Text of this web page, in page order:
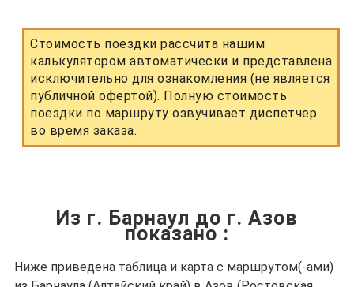
Стоимость поездки рассчита нашим
калькулятором автоматически и представлена
исключительно для ознакомления (не является
публичной офертой). Полную стоимость
поездки по маршруту озвучивает диспетчер
во время заказа.
Из г. Барнаул до г. Азов
показано :
Ниже приведена таблица и карта с маршрутом(-ами)